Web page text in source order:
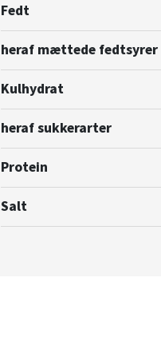
Fedt
heraf mættede fedtsyrer
Kulhydrat
heraf sukkerarter
Protein
Salt